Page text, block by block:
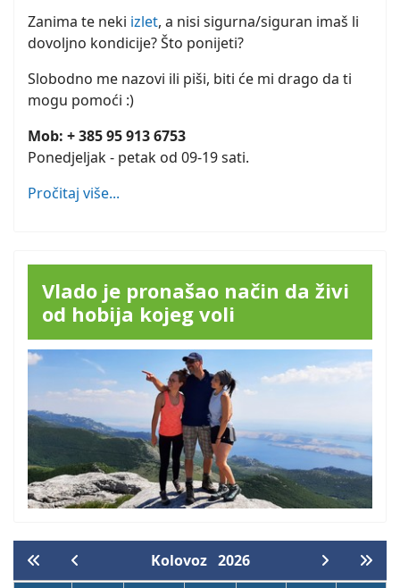
Zanima te neki izlet, a nisi sigurna/siguran imaš li
dovoljno kondicije? Što ponijeti?
Slobodno me nazovi ili piši, biti će mi drago da ti
mogu pomoći :)
Mob: + 385 95 913 6753
Ponedjeljak - petak od 09-19 sati.
Pročitaj više...
Vlado je pronašao način da živi
od hobija kojeg voli
Kolovoz 2026